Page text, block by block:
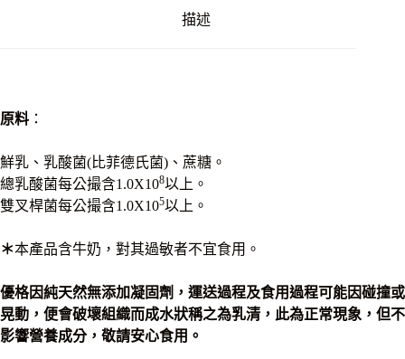
描述
原料 ：
鮮乳、乳酸菌(比菲德氏菌)、蔗糖。
總乳酸菌每公撮含1.0X108以上。
雙叉桿菌每公撮含1.0X105以上。
＊本產品含牛奶，對其過敏者不宜食用。
優格因純天然無添加凝固劑，運送過程及食用過程可能因碰撞或
晃動，便會破壞組織而成水狀稱之為乳清， 此為正常現象，但不
影響營養成分，敬請安心食用。